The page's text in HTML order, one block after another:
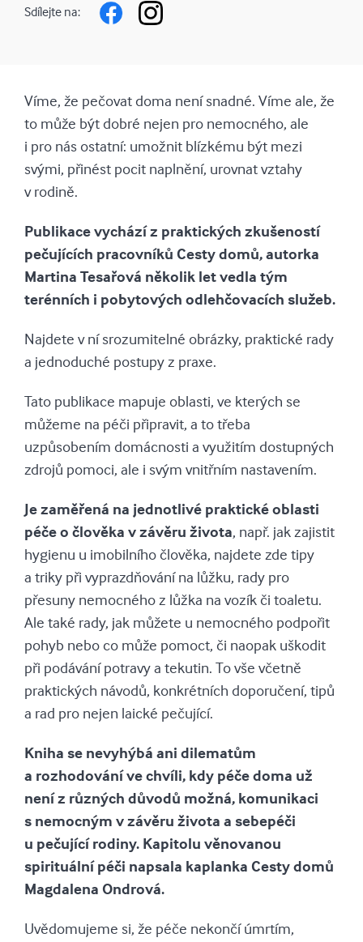
Sdílejte na:
Víme, že pečovat doma není snadné. Víme ale, že
to může být dobré nejen pro nemocného, ale
i pro nás ostatní: umožnit blízkému být mezi
svými, přinést pocit naplnění, urovnat vztahy
v rodině.
Publikace vychází z praktických zkušeností
pečujících pracovníků Cesty domů, autorka
Martina Tesařová několik let vedla tým
terénních i pobytových odlehčovacích služeb.
Najdete v ní srozumitelné obrázky, praktické rady
a jednoduché postupy z praxe.
Tato publikace mapuje oblasti, ve kterých se
můžeme na péči připravit, a to třeba
uzpůsobením domácnosti a využitím dostupných
zdrojů pomoci, ale i svým vnitřním nastavením.
Je zaměřená na jednotlivé praktické oblasti
péče o člověka v závěru života, např. jak zajistit
hygienu u imobilního člověka, najdete zde tipy
a triky při vyprazdňování na lůžku, rady pro
přesuny nemocného z lůžka na vozík či toaletu.
Ale také rady, jak můžete u nemocného podpořit
pohyb nebo co může pomoct, či naopak uškodit
při podávání potravy a tekutin. To vše včetně
praktických návodů, konkrétních doporučení, tipů
a rad pro nejen laické pečující.
Kniha se nevyhýbá ani dilematům
a rozhodování ve chvíli, kdy péče doma už
není z různých důvodů možná, komunikaci
s nemocným v závěru života a sebepéči
u pečující rodiny. Kapitolu věnovanou
spirituální péči napsala kaplanka Cesty domů
Magdalena Ondrová.
Uvědomujeme si, že péče nekončí úmrtím,